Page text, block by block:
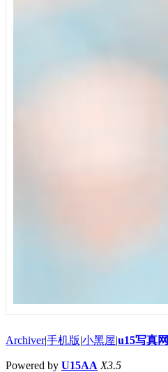
Archiver|手机版|小黑屋|u15写真网
Powered by U15AA X3.5